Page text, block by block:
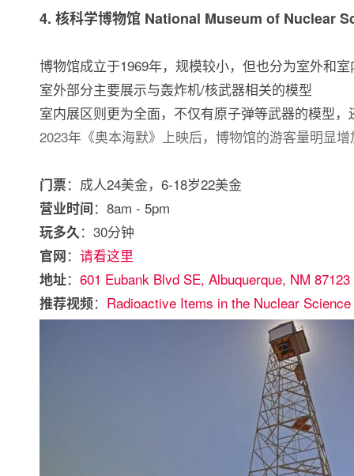
4. 核科学博物馆 National Museum of Nuclear
博物馆成立于1969年，规模较小，但也分为室外和
室外部分主要展示与轰炸机/核武器相关的模型
室内展区则更为全面，不仅有原子弹等武器的模型
2023年《奥本海默》上映后，博物馆的游客量明显
门票：成人24美金，6-18岁22美金
营业时间：8am - 5pm
玩多久：30分钟
官网： 请看这里
地址： 601 Eubank Blvd SE, Albuquerque, NM 87123
推荐视频： Radioactive Items in the Nuclear